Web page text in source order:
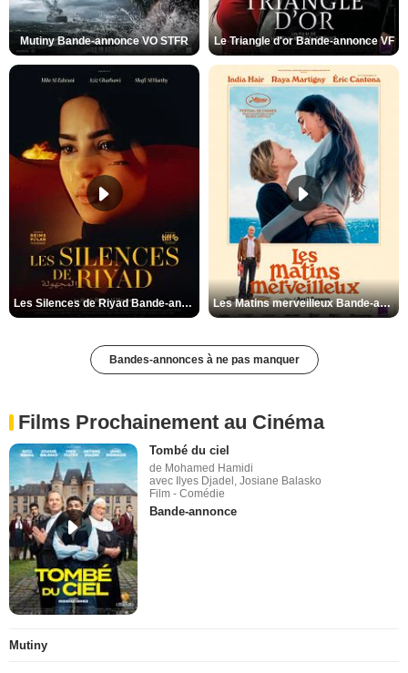
Mutiny Bande-annonce VO STFR Le Triangle d'or Bande-annonce VF
Les Silences de Riyad Bande-annonce VO STFR Les Matins merveilleux Bande-annonce VF
Bandes-annonces à ne pas manquer
Films Prochainement au Cinéma
Tombé du ciel
de Mohamed Hamidi
avec Ilyes Djadel, Josiane Balasko
Film - Comédie
Bande-annonce
Mutiny